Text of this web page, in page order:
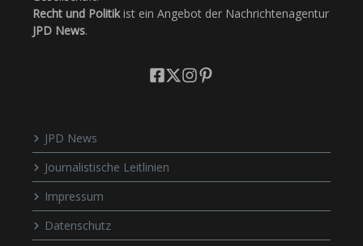
Recht und Politikist ein Angebot der Nachrichtenagentur
JPD News.
JPD News
Journalistische Leitlinien
Impressum
Datenschutz